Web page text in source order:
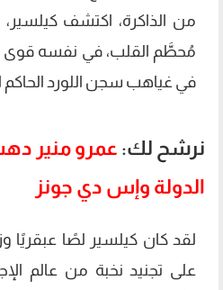
من الذاكرة، اكتشف
مُحطَّم القلب، في نفسه قوى
في غياهب سجن اللورد الحاكم
نرشح لك: عمرو منير
الدولة وإس دي جونز
لقد كان كيلسير لصًا عبقريًا
على تجنيد نخبة من عالم